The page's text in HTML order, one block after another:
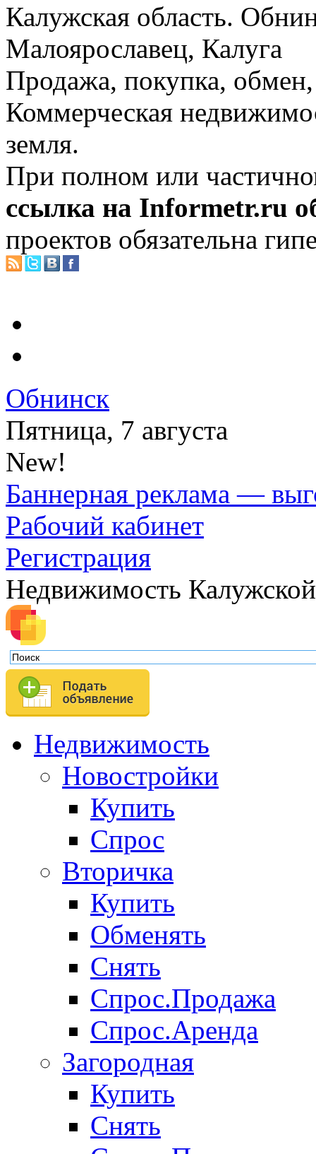
Калужская область.
Малоярославец, Калуга
Продажа, покупка, обмен,
Коммерческая
земля.
При полном или
ссылка на Informetr.ru
проектов обязательна
Обнинск
Пятница, 7 августа
New!
Баннерная реклама —
Рабочий кабинет
Регистрация
Недвижимость
Недвижимость
Новостройки
Купить
Спрос
Вторичка
Купить
Обменять
Снять
Спрос.Продажа
Спрос.Аренда
Загородная
Купить
Снять